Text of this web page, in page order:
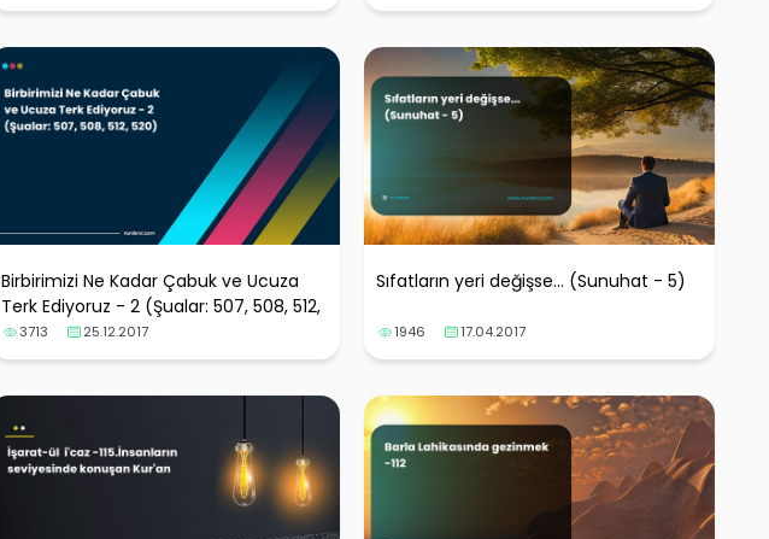
Birbirimizi Ne Kadar Çabuk ve Ucuza
Terk Ediyoruz - 2 (Şualar: 507, 508, 512,
520)
3713 25.12.2017
Sıfatların yeri değişse... (Sunuhat - 5)
1946 17.04.2017